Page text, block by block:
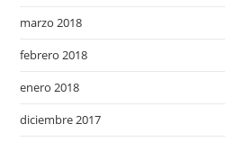
marzo 2018
febrero 2018
enero 2018
diciembre 2017